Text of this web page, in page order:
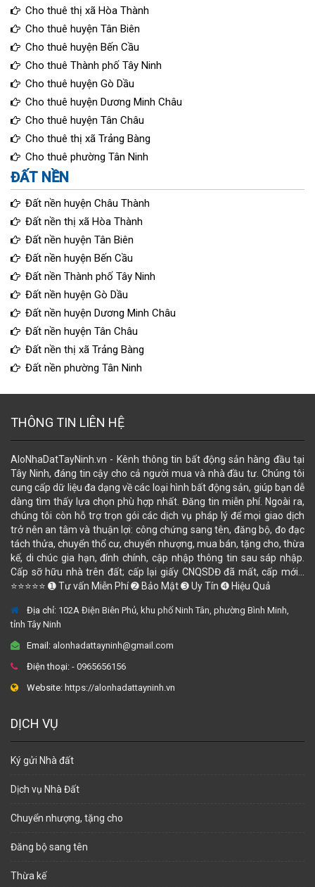
Cho thuê thị xã Hòa Thành
Cho thuê huyện Tân Biên
Cho thuê huyện Bến Cầu
Cho thuê Thành phố Tây Ninh
Cho thuê huyện Gò Dầu
Cho thuê huyện Dương Minh Châu
Cho thuê huyện Tân Châu
Cho thuê thị xã Trảng Bàng
Cho thuê phường Tân Ninh
ĐẤT NỀN
Đất nền huyện Châu Thành
Đất nền thị xã Hòa Thành
Đất nền huyện Tân Biên
Đất nền huyện Bến Cầu
Đất nền Thành phố Tây Ninh
Đất nền huyện Gò Dầu
Đất nền huyện Dương Minh Châu
Đất nền huyện Tân Châu
Đất nền thị xã Trảng Bàng
Đất nền phường Tân Ninh
THÔNG TIN LIÊN HỆ
AloNhaDatTayNinh.vn - Kênh thông tin bất động sản hàng đầu tại
Tây Ninh, đáng tin cậy cho cả người mua và nhà đầu tư. Chúng tôi
cung cấp dữ liệu đa dạng về các loại hình bất động sản, giúp bạn dễ
dàng tìm thấy lựa chọn phù hợp nhất. Đăng tin miễn phí. Ngoài ra,
chúng tôi còn hỗ trợ trọn gói các dịch vụ pháp lý để mọi giao dịch
trở nên an tâm và thuận lợi: công chứng sang tên, đăng bộ, đo đạc
tách thửa, chuyển thổ cư, chuyển nhượng, mua bán, tặng cho, thừa
kế, di chúc gia hạn, đính chính, cập nhập thông tin sau sáp nhập.
Cấp sỡ hữu nhà trên đất; cấp lại giấy CNQSDĐ đã mất, cấp mới...
⭐⭐⭐⭐⭐ ➊ Tư vấn Miễn Phí ➋ Bảo Mật ➌ Uy Tín ➍ Hiệu Quả
Địa chỉ: 102A Điện Biên Phủ, khu phố Ninh Tân, phường Bình Minh,
tỉnh Tây Ninh
Email: alonhadattayninh@gmail.com
Điện thoại: - 0965656156
Website: https://alonhadattayninh.vn
DỊCH VỤ
Ký gửi Nhà đất
Dịch vụ Nhà Đất
Chuyển nhượng, tặng cho
Đăng bộ sang tên
Thừa kế